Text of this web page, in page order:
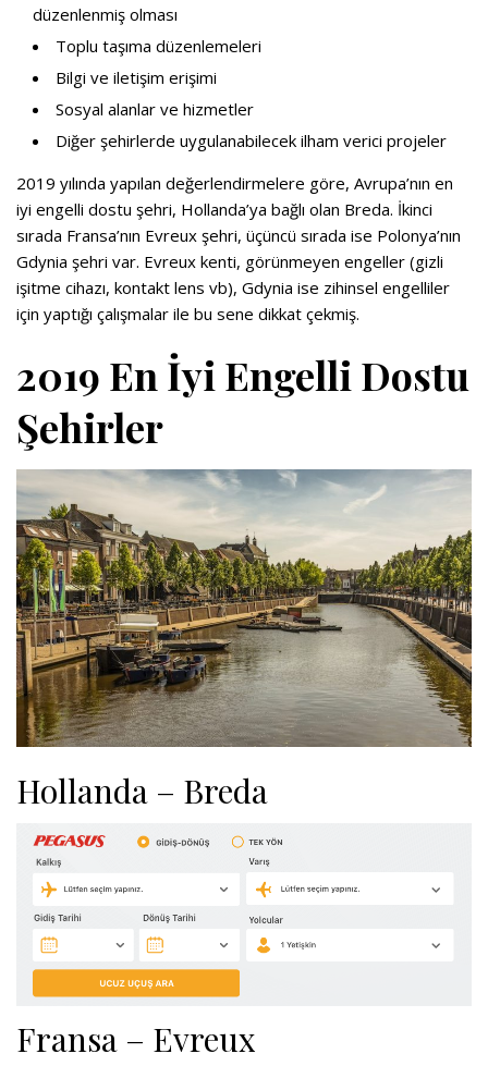
düzenlenmiş olması
Toplu taşıma düzenlemeleri
Bilgi ve iletişim erişimi
Sosyal alanlar ve hizmetler
Diğer şehirlerde uygulanabilecek ilham verici projeler
2019 yılında yapılan değerlendirmelere göre, Avrupa’nın en
iyi engelli dostu şehri, Hollanda’ya bağlı olan Breda. İkinci
sırada Fransa’nın Evreux şehri, üçüncü sırada ise Polonya’nın
Gdynia şehri var. Evreux kenti, görünmeyen engeller (gizli
işitme cihazı, kontakt lens vb), Gdynia ise zihinsel engelliler
için yaptığı çalışmalar ile bu sene dikkat çekmiş.
2019 En İyi Engelli Dostu
Şehirler
Hollanda – Breda
Fransa – Evreux